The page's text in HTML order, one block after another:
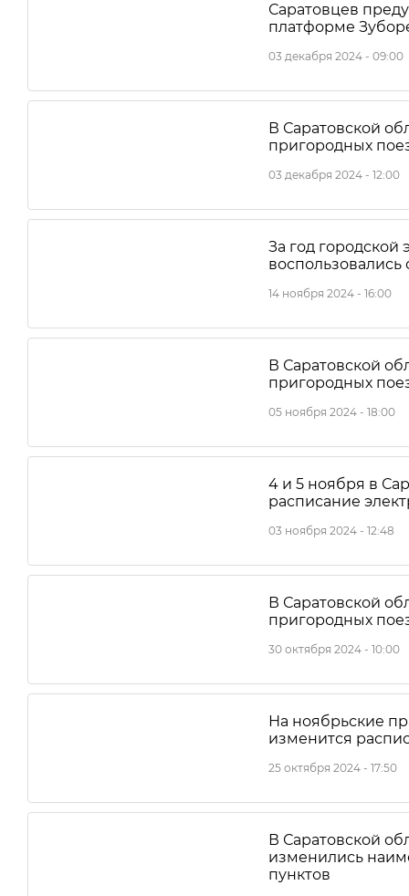
Саратовцев
платформе
03 декабря 2024 - 09:00
В Саратовской
пригородных
03 декабря 2024 - 12:00
За год городской
14 ноября 2024 - 16:00
В Саратовской
пригородных
05 ноября 2024 - 18:00
4 и 5 ноября в
расписание
03 ноября 2024 - 12:48
В Саратовской
пригородных
30 октября 2024 - 10:00
На ноябрьские
изменится
25 октября 2024 - 17:50
В Саратовской
изменились
пунктов